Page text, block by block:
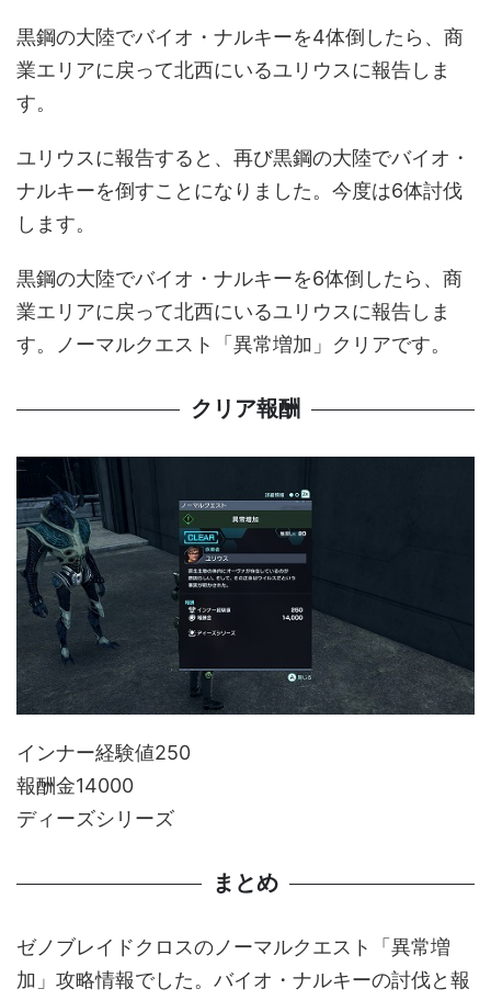
黒鋼の大陸でバイオ・ナルキーを4体倒したら、商
業エリアに戻って北西にいるユリウスに報告しま
す。
ユリウスに報告すると、再び黒鋼の大陸でバイオ・
ナルキーを倒すことになりました。今度は6体討伐
します。
黒鋼の大陸でバイオ・ナルキーを6体倒したら、商
業エリアに戻って北西にいるユリウスに報告しま
す。ノーマルクエスト「異常増加」クリアです。
クリア報酬
インナー経験値250
報酬金14000
ディーズシリーズ
まとめ
ゼノブレイドクロスのノーマルクエスト「異常増
加」攻略情報でした。バイオ・ナルキーの討伐と報